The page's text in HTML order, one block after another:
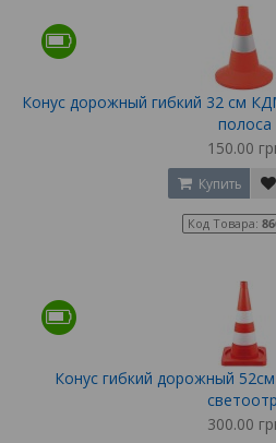
Конус дорожный гибкий 32 см
полоса
150.00
Купить
Код Товара:
Конус гибкий дорожный
300.00